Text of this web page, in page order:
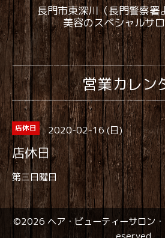
長門市東深川（長門警察署
美容のスペシャルサ
営業カレン
店休日 2020-02-16 (日)
店休日
第三日曜日
©2026 ヘア・ビューティーサロン